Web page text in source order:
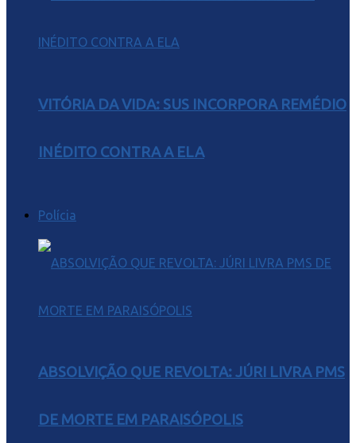
VITÓRIA DA VIDA: SUS INCORPORA REMÉDIO
INÉDITO CONTRA A ELA
Polícia
ABSOLVIÇÃO QUE REVOLTA: JÚRI LIVRA PMS
DE MORTE EM PARAISÓPOLIS